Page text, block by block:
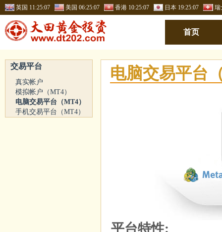
英国 11:25:08 美国 06:25:08 香港 10:25:08 日本 19:25:08
首页
交易平台
真实帐户
模拟帐户（MT4）
电脑交易平台（MT4）
手机交易平台（MT4）
电脑交易平台
平台特性: